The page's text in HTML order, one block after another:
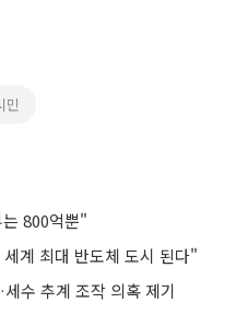
민
800억뿐"
계 최대 반도체 도시 된다"
수 추계 조작 의혹 제기